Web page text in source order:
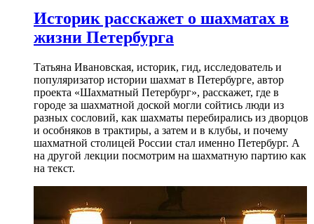
Историк расскажет о шахматах в
жизни Петербурга
Татьяна Ивановская, историк, гид, исследователь и
популяризатор истории шахмат в Петербурге, автор
проекта «Шахматный Петербург», расскажет, где в
городе за шахматной доской могли сойтись люди из
разных сословий, как шахматы перебирались из дворцов
и особняков в трактиры, а затем и в клубы, и почему
шахматной столицей России стал именно Петербург. А
на другой лекции посмотрим на шахматную партию как
на текст.